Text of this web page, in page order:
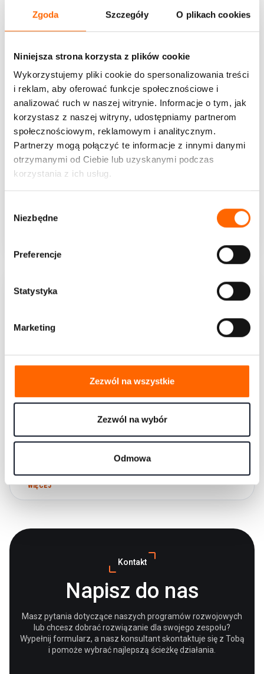
Zgoda Szczegóły O plikach cookies
Niniejsza strona korzysta z plików cookie
Wykorzystujemy pliki cookie do spersonalizowania treści
i reklam, aby oferować funkcje społecznościowe i
analizować ruch w naszej witrynie. Informacje o tym, jak
korzystasz z naszej witryny, udostępniamy partnerom
społecznościowym, reklamowym i analitycznym.
Partnerzy mogą połączyć te informacje z innymi danymi
otrzymanymi od Ciebie lub uzyskanymi podczas
korzystania z ich usług.
Niezbędne
Preferencje
Statystyka
Marketing
Zezwól na wszystkie
Zezwól na wybór
Odmowa
Jak zwyciężać w pracy
W świecie biznesu konieczność rozwoju ludzi odnosi się...
Nowy Jednominutowy Menedżer
Autorzy, świadomi ogromu zmian, jakie zaszły od momentu...
WIĘCEJ
Kontakt
Napisz do nas
Masz pytania dotyczące naszych programów rozwojowych
lub chcesz dobrać rozwiązanie dla swojego zespołu?
Wypełnij formularz, a nasz konsultant skontaktuje się z Tobą
i pomoże wybrać najlepszą ścieżkę działania.